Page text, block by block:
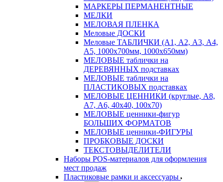
МАРКЕРЫ ПЕРМАНЕНТНЫЕ
МЕЛКИ
МЕЛОВАЯ ПЛЕНКА
Меловые ДОСКИ
Меловые ТАБЛИЧКИ (А1, А2, А3, А4,
А5, 1000х700мм, 1000х650мм)
МЕЛОВЫЕ таблички на
ДЕРЕВЯННЫХ подставках
МЕЛОВЫЕ таблички на
ПЛАСТИКОВЫХ подставках
МЕЛОВЫЕ ЦЕННИКИ (круглые, А8,
А7, А6, 40х40, 100х70)
МЕЛОВЫЕ ценники-фигур
БОЛЬШИХ ФОРМАТОВ
МЕЛОВЫЕ ценники-ФИГУРЫ
ПРОБКОВЫЕ ДОСКИ
ТЕКСТОВЫДЕЛИТЕЛИ
Наборы POS-материалов для оформления
мест продаж
Пластиковые рамки и аксессуары